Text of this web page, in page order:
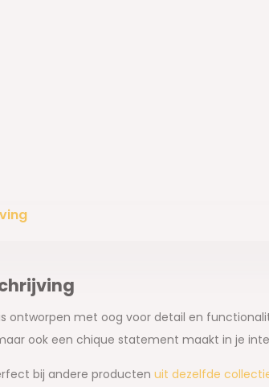
ontworpen met oog voor detail en
ook een chique statement maakt in je
bij andere producten uit dezelfde